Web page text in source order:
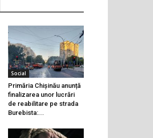
Social
Primăria Chișinău anunță
finalizarea unor lucrări
de reabilitare pe strada
Burebista:...